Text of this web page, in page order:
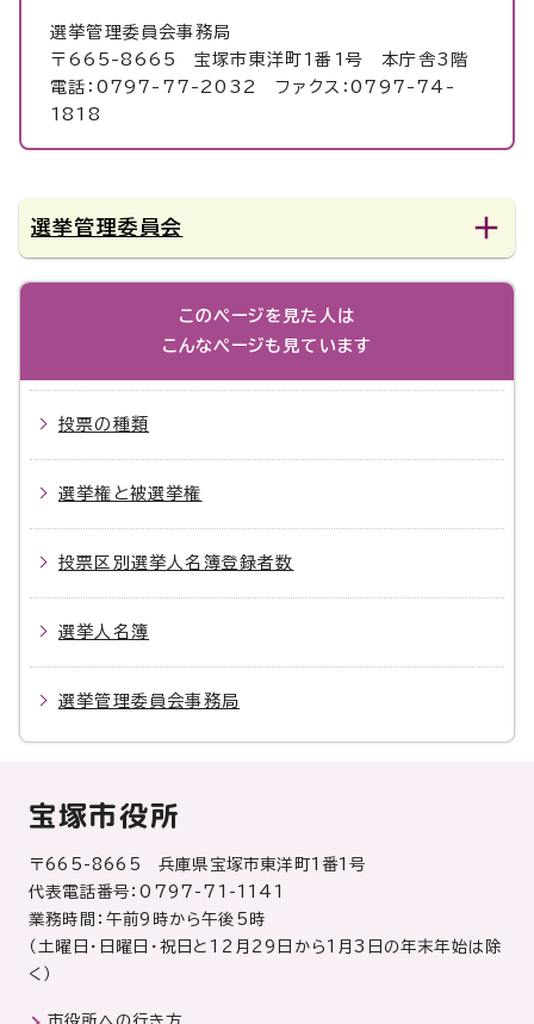
選挙管理委員会事務局
〒665-8665 宝塚市東洋町1番1号 本庁舎3階
電話：0797-77-2032 ファクス：0797-74-
1818
選挙管理委員会
このページを見た人は
こんなページも見ています
投票の種類
選挙権と被選挙権
投票区別選挙人名簿登録者数
選挙人名簿
選挙管理委員会事務局
宝塚市役所
〒665-8665 兵庫県宝塚市東洋町1番1号
代表電話番号：0797-71-1141
業務時間：午前9時から午後5時
（土曜日・日曜日・祝日と12月29日から1月3日の年末年始は除
く）
市役所への行き方